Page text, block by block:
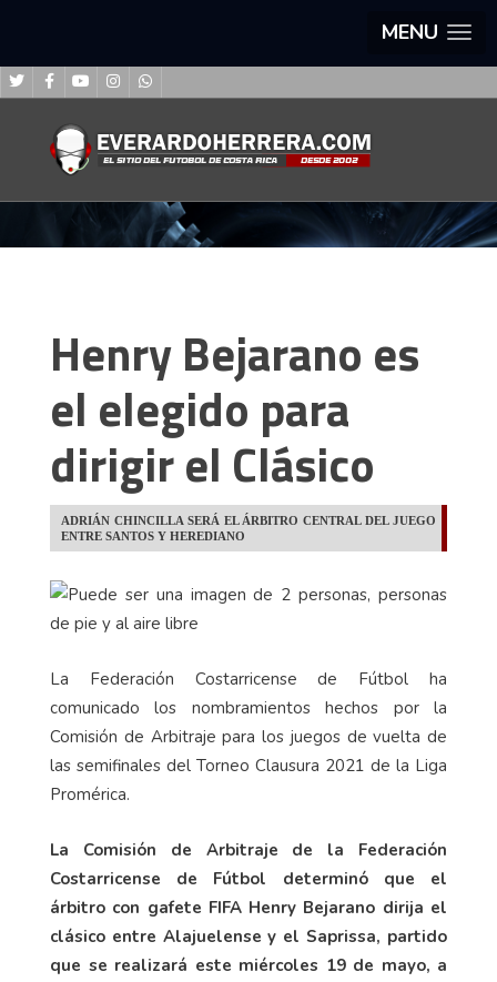
MENU
Henry Bejarano es
el elegido para
dirigir el Clásico
ADRIÁN CHINCILLA SERÁ EL ÁRBITRO CENTRAL DEL JUEGO
ENTRE SANTOS Y HEREDIANO
La Federación Costarricense de Fútbol ha
comunicado los nombramientos hechos por la
Comisión de Arbitraje para los juegos de vuelta de
las semifinales del Torneo Clausura 2021 de la Liga
Promérica.
La Comisión de Arbitraje de la Federación
Costarricense de Fútbol determinó que el
árbitro con gafete FIFA Henry Bejarano dirija el
clásico entre Alajuelense y el Saprissa, partido
que se realizará este miércoles 19 de mayo, a